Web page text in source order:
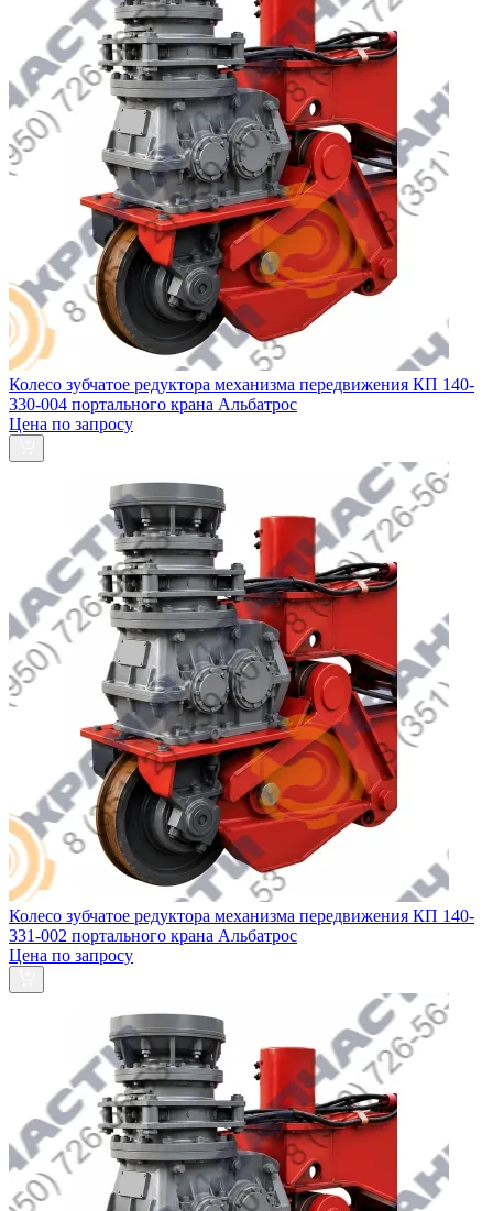
Колесо зубчатое редуктора механизма передвижения КП 140-
330-004 портального крана Альбатрос
Цена по запросу
Колесо зубчатое редуктора механизма передвижения КП 140-
331-002 портального крана Альбатрос
Цена по запросу